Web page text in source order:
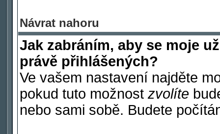
Návrat nahoru
Jak zabráním, aby se moje
právě přihlášených?
Ve vašem nastavení najděte
pokud tuto možnost zvolíte
nebo sami sobě. Budete